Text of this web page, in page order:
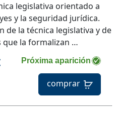
Próxima aparición
comprar
legislativa orientado a
y la seguridad jurídica.
de la técnica legislativa y de
que la formalizan …